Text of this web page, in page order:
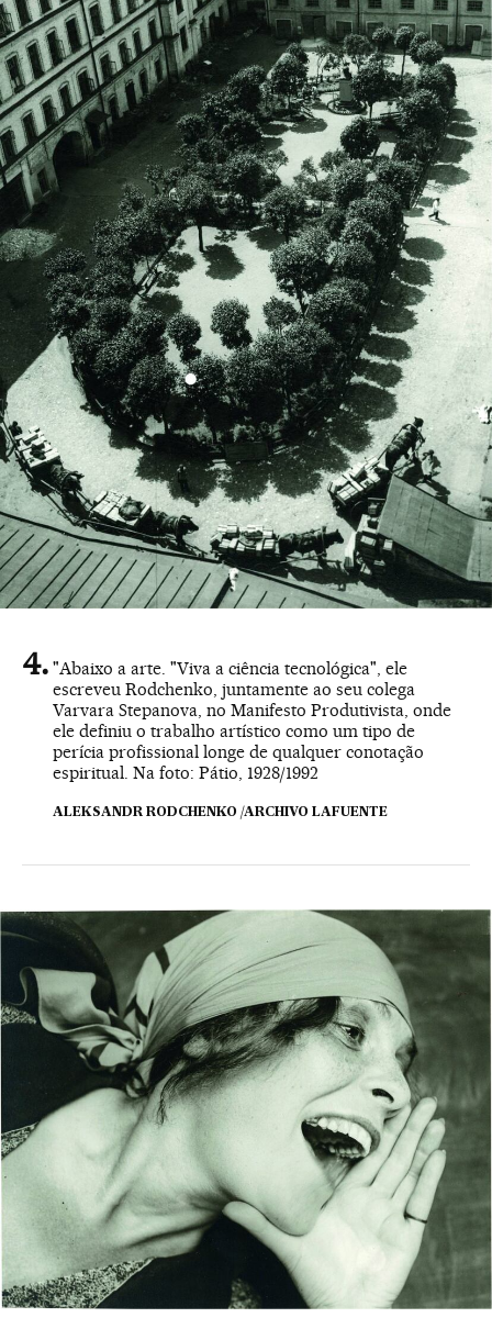
"Abaixo a arte. "Viva a ciência tecnológica", ele
escreveu Rodchenko, juntamente ao seu colega
Varvara Stepanova, no Manifesto Produtivista, onde
ele definiu o trabalho artístico como um tipo de
perícia profissional longe de qualquer conotação
espiritual. Na foto: Pátio, 1928/1992
ALEKSANDR RODCHENKO /ARCHIVO LAFUENTE